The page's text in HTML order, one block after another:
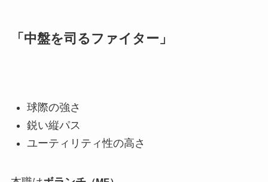
「中盤を司るファイター」
球際の強さ
鋭い縦パス
ユーティリティ性の高さ